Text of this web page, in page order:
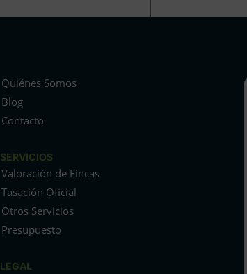
Quiénes Somos
Blog
Contacto
SERVICIOS
Valoración de Fincas
Tasación Oficial
Otros Servicios
Presupuesto
LEGAL